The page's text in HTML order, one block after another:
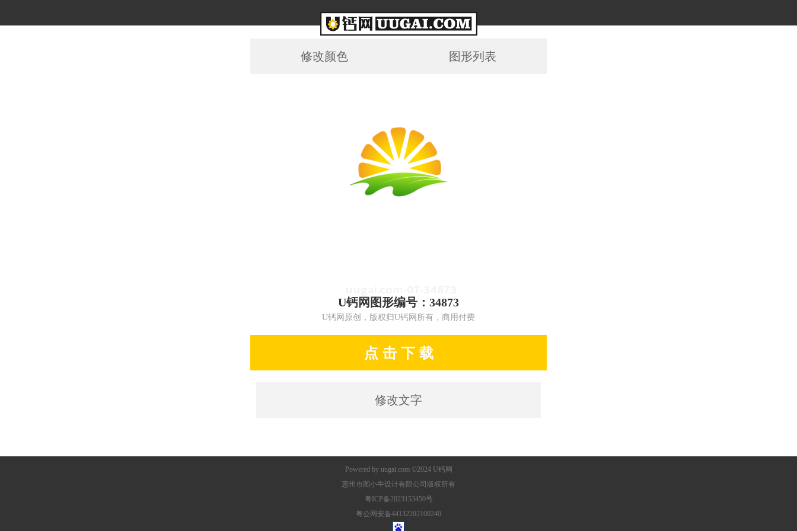
修改颜色 图形列表
U钙网图形编号：34873
U钙网原创，版权归U钙网所有，商用付费
点 击 下 载
修改文字
Powered by uugai.com©2024 U钙网
惠州市图小牛设计有限公司版权所有
粤ICP备2023153450号
粤公网安备44132202100240